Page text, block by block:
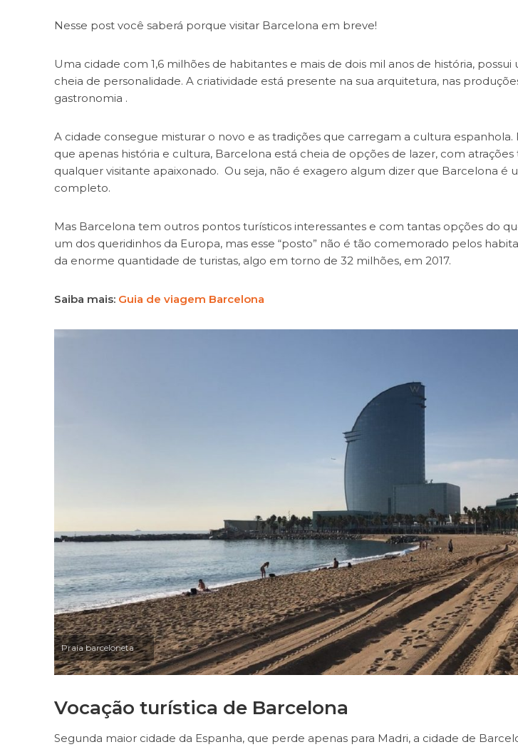
Nesse post você saberá porque visitar Barcelona em breve!
Uma cidade com 1,6 milhões de habitantes e mais de dois mil anos de história,
cheia de personalidade. A criatividade está presente na sua arquitetura, nas
gastronomia .
A cidade consegue misturar o novo e as tradições que carregam a cultura espanhola.
que apenas história e cultura, Barcelona está cheia de opções de lazer, com atrações
qualquer visitante apaixonado. Ou seja, não é exagero algum dizer que Barcelona é
completo.
Mas Barcelona tem outros pontos turísticos interessantes e com tantas opções do
um dos queridinhos da Europa, mas esse “posto” não é tão comemorado pelos
da enorme quantidade de turistas, algo em torno de 32 milhões, em 2017.
Saiba mais: Guia de viagem Barcelona
Praia barceloneta
Vocação turística de Barcelona
Segunda maior cidade da Espanha, que perde apenas para Madri, a cidade de